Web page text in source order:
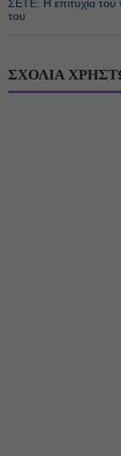
ΣΕΤΕ: Η επιτυχία του
του
ΣΧΟΛΙΑ